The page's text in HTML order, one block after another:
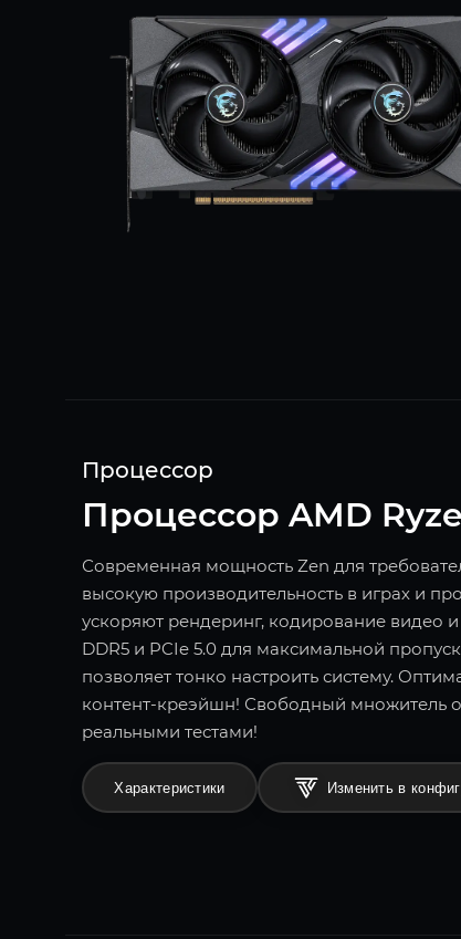
Процессор
Процессор AMD
Современная мощность Zen для
высокую производительность в играх и
ускоряют рендеринг, кодирование видео
DDR5 и PCIe 5.0 для максимальной
позволяет тонко настроить систему.
контент-креэйшн! Свободный множитель
реальными тестами!
Характеристики Изменить в